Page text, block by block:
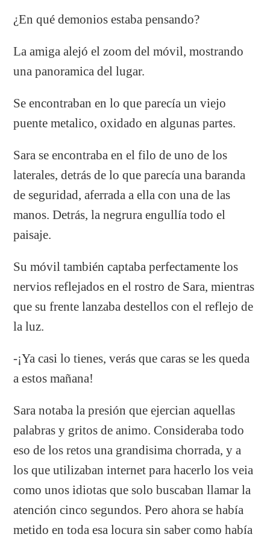
¿En qué demonios estaba pensando?
La amiga alejó el zoom del móvil, mostrando
una panoramica del lugar.
Se encontraban en lo que parecía un viejo
puente metalico, oxidado en algunas partes.
Sara se encontraba en el filo de uno de los
laterales, detrás de lo que parecía una baranda
de seguridad, aferrada a ella con una de las
manos. Detrás, la negrura engullía todo el
paisaje.
Su móvil también captaba perfectamente los
nervios reflejados en el rostro de Sara, mientras
que su frente lanzaba destellos con el reflejo de
la luz.
-¡Ya casi lo tienes, verás que caras se les queda
a estos mañana!
Sara notaba la presión que ejercian aquellas
palabras y gritos de animo. Consideraba todo
eso de los retos una grandisima chorrada, y a
los que utilizaban internet para hacerlo los veia
como unos idiotas que solo buscaban llamar la
atención cinco segundos. Pero ahora se había
metido en toda esa locura sin saber como había